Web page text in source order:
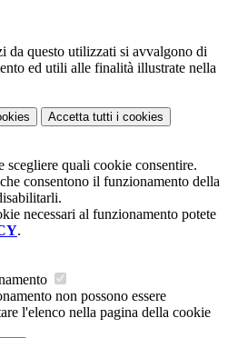
da questo utilizzati si avvalgono di
ed utili alle finalità illustrate nella
Accetta tutti i cookies
scegliere quali cookie consentire.
consentono il funzionamento della
necessari al funzionamento potete
.
non possono essere
l'elenco nella pagina della cookie